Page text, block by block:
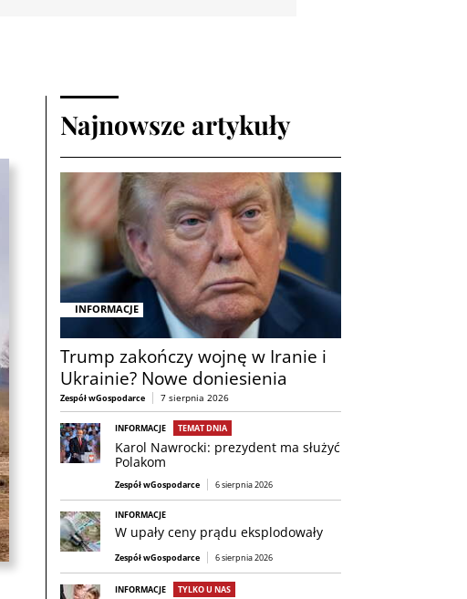
Najnowsze artykuły
INFORMACJE
Trump zakończy wojnę w Iranie i
Ukrainie? Nowe doniesienia
Zespół wGospodarce 7 sierpnia 2026
INFORMACJE TEMAT DNIA
Karol Nawrocki: prezydent ma służyć
Polakom
Zespół wGospodarce 6 sierpnia 2026
INFORMACJE
W upały ceny prądu eksplodowały
Zespół wGospodarce 6 sierpnia 2026
INFORMACJE TYLKO U NAS